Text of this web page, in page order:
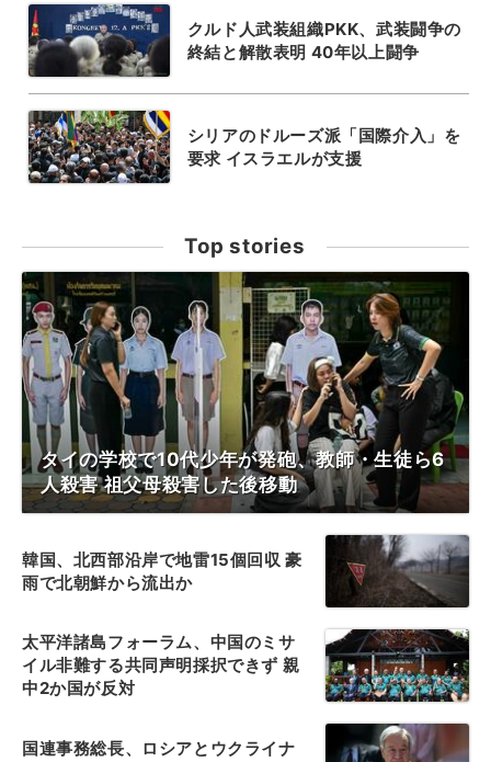
クルド人武装組織PKK、武装闘争の
終結と解散表明 40年以上闘争
シリアのドルーズ派「国際介入」を
要求 イスラエルが支援
Top stories
タイの学校で10代少年が発砲、教師・生徒ら6
人殺害 祖父母殺害した後移動
韓国、北西部沿岸で地雷15個回収 豪
雨で北朝鮮から流出か
太平洋諸島フォーラム、中国のミサ
イル非難する共同声明採択できず 親
中2か国が反対
国連事務総長、ロシアとウクライナ